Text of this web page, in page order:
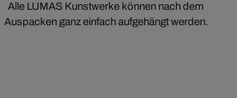
Alle LUMAS Kunstwerke können nach dem
Auspacken ganz einfach aufgehängt werden.